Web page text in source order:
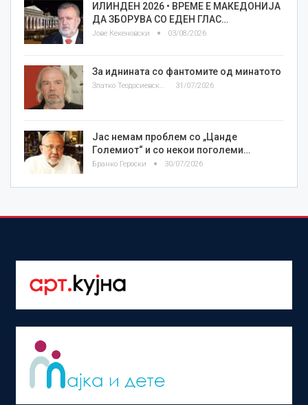
ИЛИНДЕН 2026 • ВРЕМЕ Е МАКЕДОНИЈА
ДА ЗБОРУВА СО ЕДЕН ГЛАС…
Јове Кекеновски 03/08/2026
За иднината со фантомите од минатото
Златко Теодосиевски 31/07/2026
Јас немам проблем со „Цанде
Големиот“ и со некои поголеми…
Бранко Героски 30/07/2026